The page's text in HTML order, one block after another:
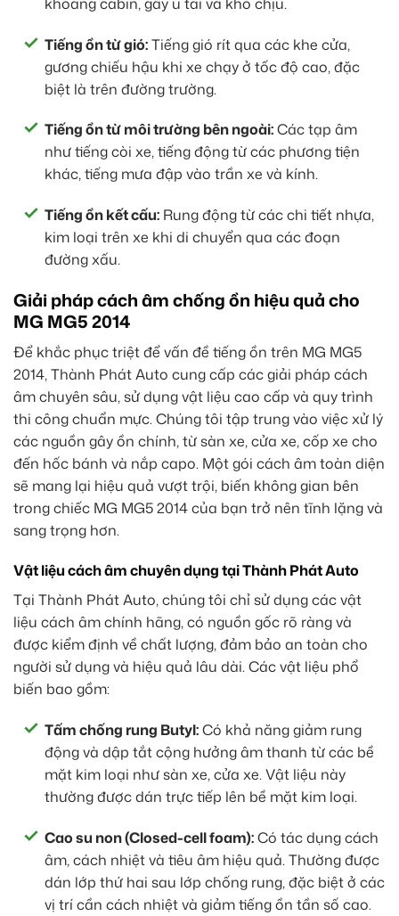
Tiếng ồn từ gió:Tiếng gió rít qua các khe cửa,
gương chiếu hậu khi xe chạy ở tốc độ cao, đặc
biệt là trên đường trường.
Tiếng ồn từ môi trường bên ngoài:Các tạp âm
như tiếng còi xe, tiếng động từ các phương tiện
khác, tiếng mưa đập vào trần xe và kính.
Tiếng ồn kết cấu: Rung động từ các chi tiết nhựa,
kim loại trên xe khi di chuyển qua các đoạn
đường xấu.
Giải pháp cách âm chống ồn hiệu quả cho
MG MG5 2014
Để khắc phục triệt để vấn đề tiếng ồn trên MG MG5
2014, Thành Phát Auto cung cấp các giải pháp cách
âm chuyên sâu, sử dụng vật liệu cao cấp và quy trình
thi công chuẩn mực. Chúng tôi tập trung vào việc xử lý
các nguồn gây ồn chính, từ sàn xe, cửa xe, cốp xe cho
đến hốc bánh và nắp capo. Một gói cách âm toàn diện
sẽ mang lại hiệu quả vượt trội, biến không gian bên
trong chiếc MG MG5 2014 của bạn trở nên tĩnh lặng và
sang trọng hơn.
Vật liệu cách âm chuyên dụng tại Thành Phát Auto
Tại Thành Phát Auto, chúng tôi chỉ sử dụng các vật
liệu cách âm chính hãng, có nguồn gốc rõ ràng và
được kiểm định về chất lượng, đảm bảo an toàn cho
người sử dụng và hiệu quả lâu dài. Các vật liệu phổ
biến bao gồm:
Tấm chống rung Butyl:Có khả năng giảm rung
động và dập tắt cộng hưởng âm thanh từ các bề
mặt kim loại như sàn xe, cửa xe. Vật liệu này
thường được dán trực tiếp lên bề mặt kim loại.
Cao su non (Closed-cell foam):Có tác dụng cách
âm, cách nhiệt và tiêu âm hiệu quả. Thường được
dán lớp thứ hai sau lớp chống rung, đặc biệt ở các
vị trí cần cách nhiệt và giảm tiếng ồn tần số cao.